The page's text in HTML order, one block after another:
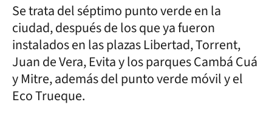
Se trata del séptimo punto verde en la
ciudad, después de los que ya fueron
instalados en las plazas Libertad, Torrent,
Juan de Vera, Evita y los parques Cambá Cuá
y Mitre, además del punto verde móvil y el
Eco Trueque.